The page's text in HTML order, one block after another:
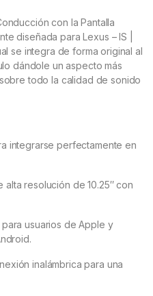
con la Pantalla
diseñada para Lexus – IS |
se integra de forma original al
dándole un aspecto más
todo la calidad de sonido
integrarse perfectamente en
alta resolución de 10.25″ con
usuarios de Apple y
inalámbrica para una